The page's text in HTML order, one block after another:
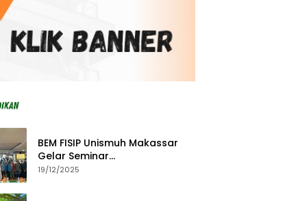
BEM FISIP Unismuh Makassar
Gelar Seminar
Keperempuanan, Bahas
19/12/2025